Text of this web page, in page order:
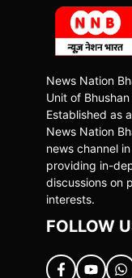
News Nation
Unit of
Established as
News Nation
news channel
providing in-
discussions on
interests.
FOLLOW